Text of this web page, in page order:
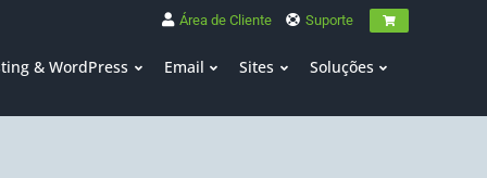
Área de Cliente Suporte
& WordPress Email Sites Soluções